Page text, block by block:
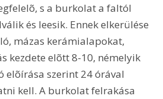
s a burkolat a faltól
és leesik. Ennek elkerülése
mázas kerámialapokat,
kezdete elõtt 8-10, némelyik
elõírása szerint 24 órával
kell. A burkolat felrakása